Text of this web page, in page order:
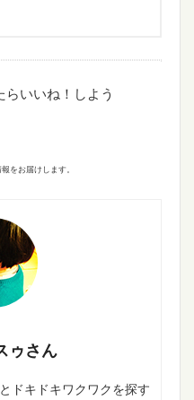
らいいね！しよう
をお届けします。
ゥさん
ドキドキワクワクを探す